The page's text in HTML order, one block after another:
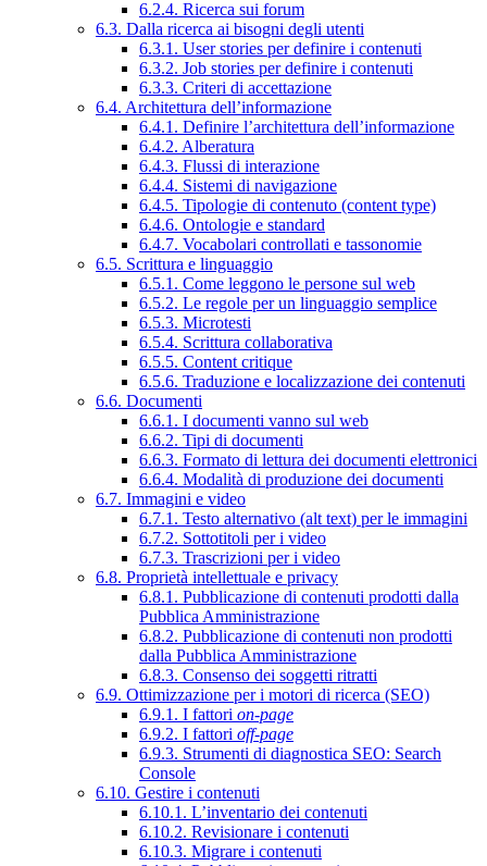
6.2.4. Ricerca sui forum
6.3. Dalla ricerca ai bisogni degli utenti
6.3.1. User stories per definire i contenuti
6.3.2. Job stories per definire i contenuti
6.3.3. Criteri di accettazione
6.4. Architettura dell’informazione
6.4.1. Definire l’architettura dell’informazione
6.4.2. Alberatura
6.4.3. Flussi di interazione
6.4.4. Sistemi di navigazione
6.4.5. Tipologie di contenuto (content type)
6.4.6. Ontologie e standard
6.4.7. Vocabolari controllati e tassonomie
6.5. Scrittura e linguaggio
6.5.1. Come leggono le persone sul web
6.5.2. Le regole per un linguaggio semplice
6.5.3. Microtesti
6.5.4. Scrittura collaborativa
6.5.5. Content critique
6.5.6. Traduzione e localizzazione dei contenuti
6.6. Documenti
6.6.1. I documenti vanno sul web
6.6.2. Tipi di documenti
6.6.3. Formato di lettura dei documenti elettronici
6.6.4. Modalità di produzione dei documenti
6.7. Immagini e video
6.7.1. Testo alternativo (alt text) per le immagini
6.7.2. Sottotitoli per i video
6.7.3. Trascrizioni per i video
6.8. Proprietà intellettuale e privacy
6.8.1. Pubblicazione di contenuti prodotti dalla
Pubblica Amministrazione
6.8.2. Pubblicazione di contenuti non prodotti
dalla Pubblica Amministrazione
6.8.3. Consenso dei soggetti ritratti
6.9. Ottimizzazione per i motori di ricerca (SEO)
6.9.1. I fattori on-page
6.9.2. I fattori off-page
6.9.3. Strumenti di diagnostica SEO: Search
Console
6.10. Gestire i contenuti
6.10.1. L’inventario dei contenuti
6.10.2. Revisionare i contenuti
6.10.3. Migrare i contenuti